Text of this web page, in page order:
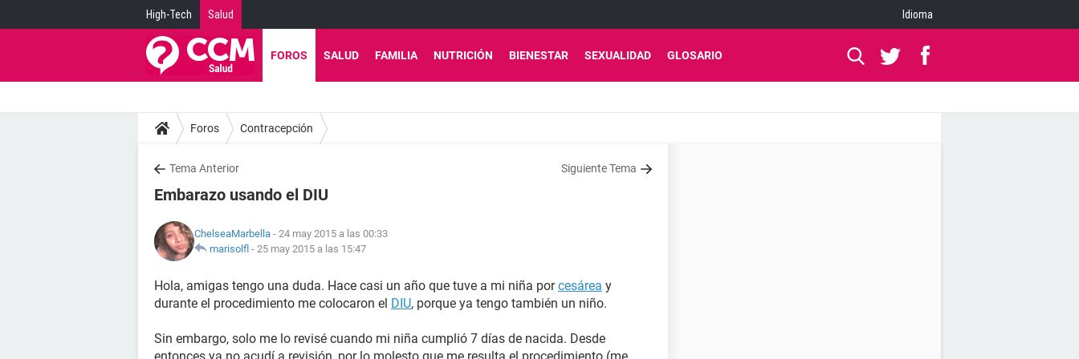
High-Tech Salud Idioma
FOROS SALUD FAMILIA NUTRICIÓN BIENESTAR SEXUALIDAD GLOSARIO
Foros Contracepción
Tema Anterior Siguiente Tema
Embarazo usando el DIU
ChelseaMarbella - 24 may 2015 a las 00:33
marisolfl - 25 may 2015 a las 15:47
Hola, amigas tengo una duda. Hace casi un año que tuve a mi niña porcesárea y
durante el procedimiento me colocaron el DIU, porque ya tengo también un niño.
Sin embargo, solo me lo revisé cuando mi niña cumplió 7 días de nacida. Desde